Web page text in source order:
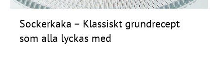
Sockerkaka – Klassiskt grundrecept
som alla lyckas med